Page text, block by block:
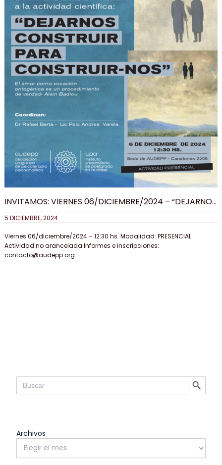
Search
for:
SEARCH BUTTON
Archivos
INVITAMOS: VIERNES 06/DICIEMBRE/2024 – “DEJARNOS
CONSTRUIR PARA CONSTRUIR-NOS” – SEMINARIO DE
BION
5 DICIEMBRE, 2024
Viernes 06/diciembre/2024 – 12:30 hs. Modalidad: PRESENCIAL
Actividad no arancelada Informes e inscripciones:
contacto@audepp.org